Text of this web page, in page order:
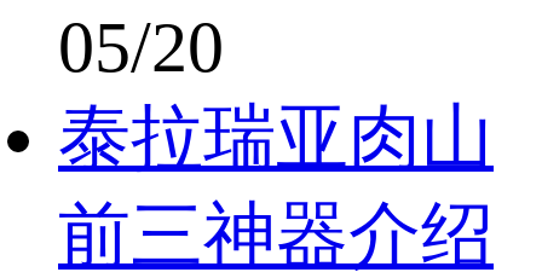
05/20
泰拉瑞亚肉山
前三神器介绍